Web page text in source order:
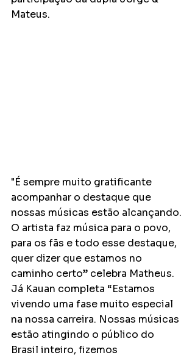
Mateus.
"É sempre muito gratificante
acompanhar o destaque que
nossas músicas estão alcançando.
O artista faz música para o povo,
para os fãs e todo esse destaque,
quer dizer que estamos no
caminho certo” celebra Matheus.
Já Kauan completa “Estamos
vivendo uma fase muito especial
na nossa carreira. Nossas músicas
estão atingindo o público do
Brasil inteiro, fizemos